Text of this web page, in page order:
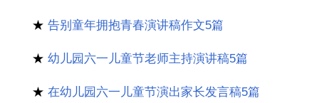
★告别童年拥抱青春演讲稿作文5篇
★幼儿园六一儿童节老师主持演讲稿5篇
★在幼儿园六一儿童节演出家长发言稿5篇